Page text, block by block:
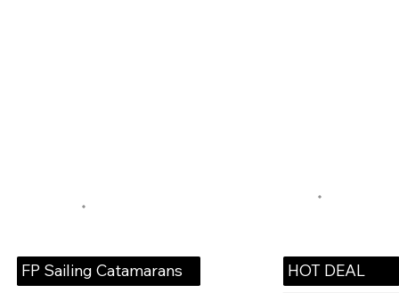
FP Sailing Catamarans
HOT DEAL